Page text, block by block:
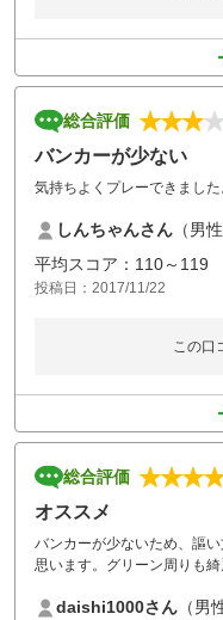
総合評価
バンカーが少ない
気持ちよくプレーできました
しんちゃんさん （男
平均スコア：110～119
投稿日：2017/11/22
この口
総合評価
オススメ
バンカーが少ないため、謳
思います。グリーン周りも綺
わらないかもしれません。
daishi1000さん （男